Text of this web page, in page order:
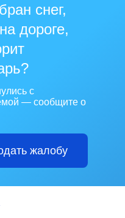
снег,
дороге,
с
— сообщите о
жалобу